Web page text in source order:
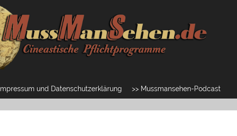
Impressum und Datenschutzerklärung >> Mussmansehen-Podcast